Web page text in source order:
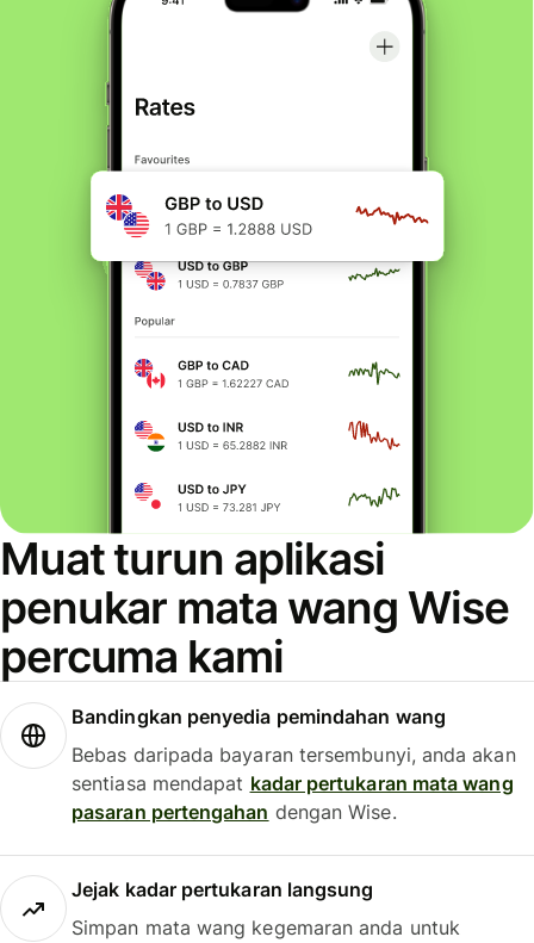
Muat turun aplikasi
penukar mata wang Wise
percuma kami
Bandingkan penyedia pemindahan wang
Bebas daripada bayaran tersembunyi, anda akan
sentiasa mendapat kadar pertukaran mata wang
pasaran pertengahan dengan Wise.
Jejak kadar pertukaran langsung
Simpan mata wang kegemaran anda untuk